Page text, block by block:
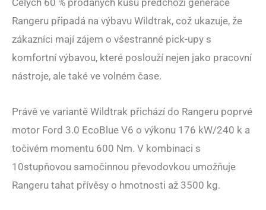
Rangeru připadá na výbavu Wildtrak, což ukazuje, že
zákazníci mají zájem o všestranné pick-upy s
komfortní výbavou, které poslouží nejen jako pracovní
nástroje, ale také ve volném čase.
Právě ve variantě Wildtrak přichází do Rangeru poprvé
motor Ford 3.0 EcoBlue V6 o výkonu 176 kW/240 k a
točivém momentu 600 Nm. V kombinaci s
10stupňovou samočinnou převodovkou umožňuje
Rangeru tahat přívěsy o hmotnosti až 3500 kg.